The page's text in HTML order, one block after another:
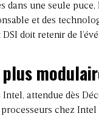
dans une seule
et des
doit retenir de
plus
attendue dès
chez Intel